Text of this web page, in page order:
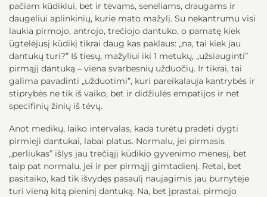
pačiam kūdikiui, bet ir tėvams, seneliams, draugams ir
daugeliui aplinkinių, kurie mato mažylį. Su nekantrumu visi
laukia pirmojo, antrojo, trečiojo dantuko, o pamatę kiek
ūgtelėjusį kūdikį tikrai daug kas paklaus: „na, tai kiek jau
dantukų turi?” Iš tiesų, mažyliui iki 1 metukų, „užsiauginti”
pirmąjį dantuką – viena svarbesnių užduočių. Ir tikrai, tai
galima pavadinti „užduotimi”, kuri pareikalauja kantrybės ir
stiprybės ne tik iš vaiko, bet ir didžiulės empatijos ir net
specifinių žinių iš tėvų.
Anot medikų, laiko intervalas, kada turėtų pradėti dygti
pirmieji dantukai, labai platus. Normalu, jei pirmasis
„perliukas” išlys jau trečiąjį kūdikio gyvenimo mėnesį, bet
taip pat normalu, jei ir per pirmąjį gimtadienį. Retai, bet
pasitaiko, kad tik išvydęs pasaulį naujagimis jau burnytėje
turi vieną kitą pieninį dantuką. Na, bet įprastai, pirmojo